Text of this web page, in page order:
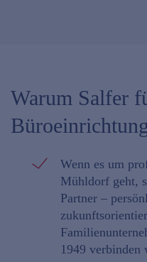
Warum Salfer
Wenn es um
Mühldorf geht,
Partner –
1949